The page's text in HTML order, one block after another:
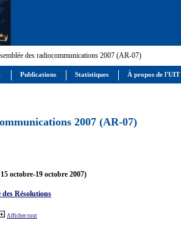
des radiocommunications 2007 (AR-07)
2007 (AR-07)
octobre-19 octobre 2007)
Résolutions
Afficher tout
Publications Statistiques À propos de l'UIT